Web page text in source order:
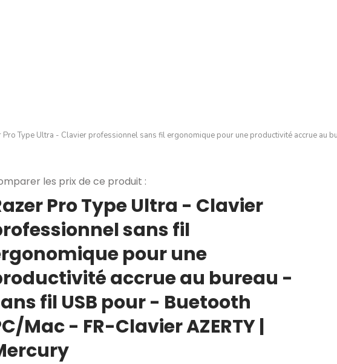
Pro Type Ultra - Clavier professionnel sans fil ergonomique pour une productivité accrue au
les prix de ce produit :
Pro Type Ultra - Clavier
sans fil
pour une
accrue au bureau -
fil USB pour - Buetooth
Mac - FR-Clavier AZERTY |